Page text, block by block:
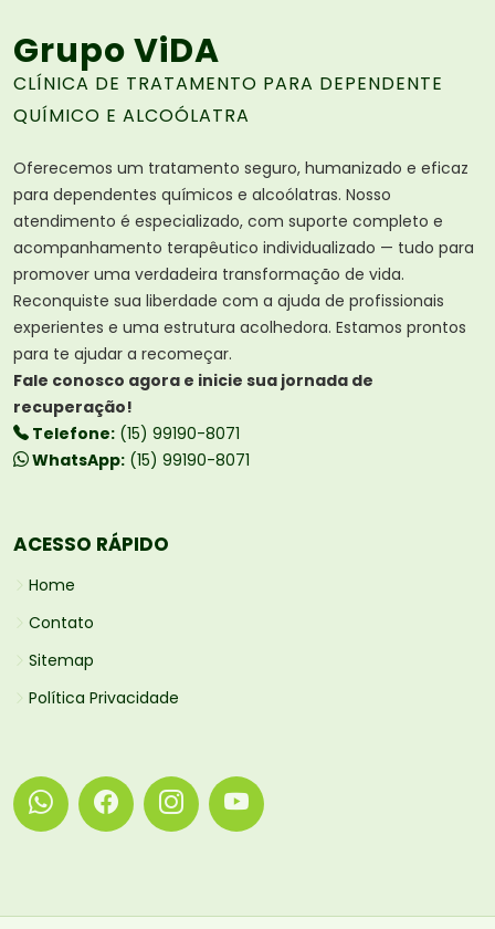
Grupo ViDA
CLÍNICA DE TRATAMENTO PARA DEPENDENTE
QUÍMICO E ALCOÓLATRA
Oferecemos um tratamento seguro, humanizado e eficaz
para dependentes químicos e alcoólatras. Nosso
atendimento é especializado, com suporte completo e
acompanhamento terapêutico individualizado — tudo para
promover uma verdadeira transformação de vida.
Reconquiste sua liberdade com a ajuda de profissionais
experientes e uma estrutura acolhedora. Estamos prontos
para te ajudar a recomeçar.
Fale conosco agora e inicie sua jornada de
recuperação!
Telefone: (15) 99190-8071
WhatsApp: (15) 99190-8071
ACESSO RÁPIDO
Home
Contato
Sitemap
Política Privacidade